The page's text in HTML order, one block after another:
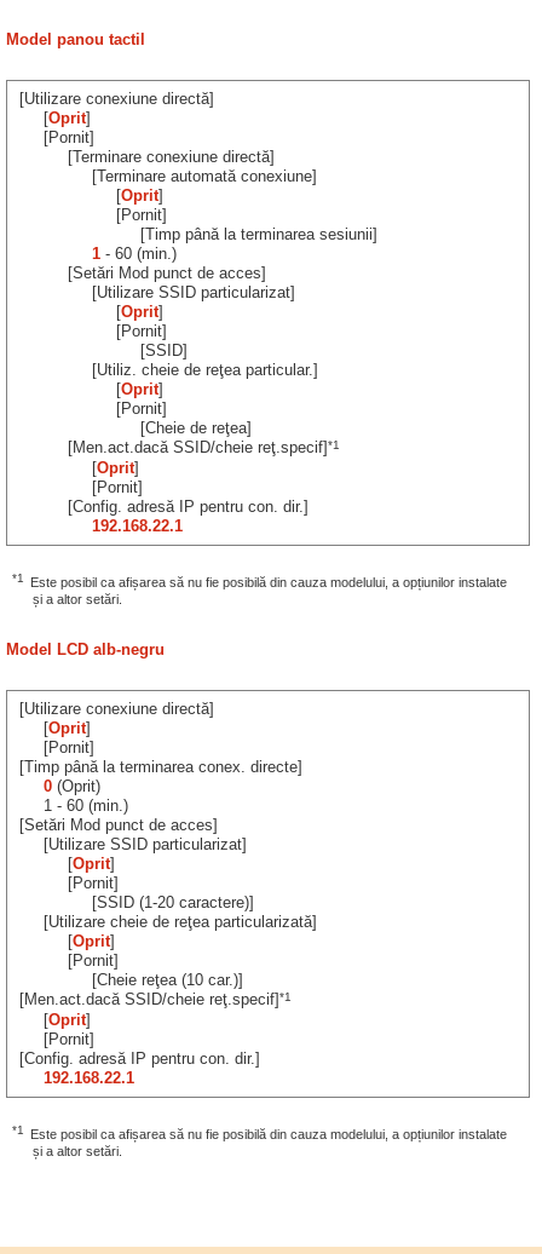
Model panou tactil
[Utilizare conexiune directă]
[Oprit]
[Pornit]
[Terminare conexiune directă]
[Terminare automată conexiune]
[Oprit]
[Pornit]
[Timp până la terminarea sesiunii]
1 - 60 (min.)
[Setări Mod punct de acces]
[Utilizare SSID particularizat]
[Oprit]
[Pornit]
[SSID]
[Utiliz. cheie de reţea particular.]
[Oprit]
[Pornit]
[Cheie de reţea]
[Men.act.dacă SSID/cheie reţ.specif]*1
[Oprit]
[Pornit]
[Config. adresă IP pentru con. dir.]
192.168.22.1
*1
Este posibil ca afișarea să nu fie posibilă din cauza modelului, a opțiunilor instalate
și a altor setări.
Model LCD alb-negru
[Utilizare conexiune directă]
[Oprit]
[Pornit]
[Timp până la terminarea conex. directe]
0 (Oprit)
1 - 60 (min.)
[Setări Mod punct de acces]
[Utilizare SSID particularizat]
[Oprit]
[Pornit]
[SSID (1-20 caractere)]
[Utilizare cheie de reţea particularizată]
[Oprit]
[Pornit]
[Cheie reţea (10 car.)]
[Men.act.dacă SSID/cheie reţ.specif]*1
[Oprit]
[Pornit]
[Config. adresă IP pentru con. dir.]
192.168.22.1
*1
Este posibil ca afișarea să nu fie posibilă din cauza modelului, a opțiunilor instalate
și a altor setări.